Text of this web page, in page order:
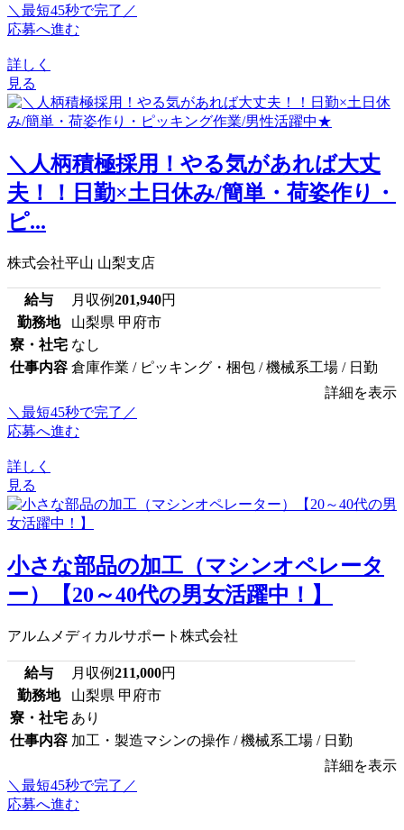
＼最短45秒で完了／
応募へ進む
詳しく
見る
＼人柄積極採用！やる気があれば大丈
夫！！日勤×土日休み/簡単・荷姿作り・
ピ...
株式会社平山 山梨支店
給与 月収例201,940円
勤務地
山梨県 甲府市
寮・社宅 なし
仕事内容 倉庫作業 / ピッキング・梱包 / 機械系工場 / 日勤
詳細を表示
＼最短45秒で完了／
応募へ進む
詳しく
見る
小さな部品の加工（マシンオペレータ
ー）【20～40代の男女活躍中！】
アルムメディカルサポート株式会社
給与 月収例211,000円
勤務地
山梨県 甲府市
寮・社宅 あり
仕事内容 加工・製造マシンの操作 / 機械系工場 / 日勤
詳細を表示
＼最短45秒で完了／
応募へ進む